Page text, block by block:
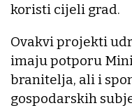
koristi cijeli grad.
Ovakvi projekti
imaju potporu
branitelja, ali i
gospodarskih